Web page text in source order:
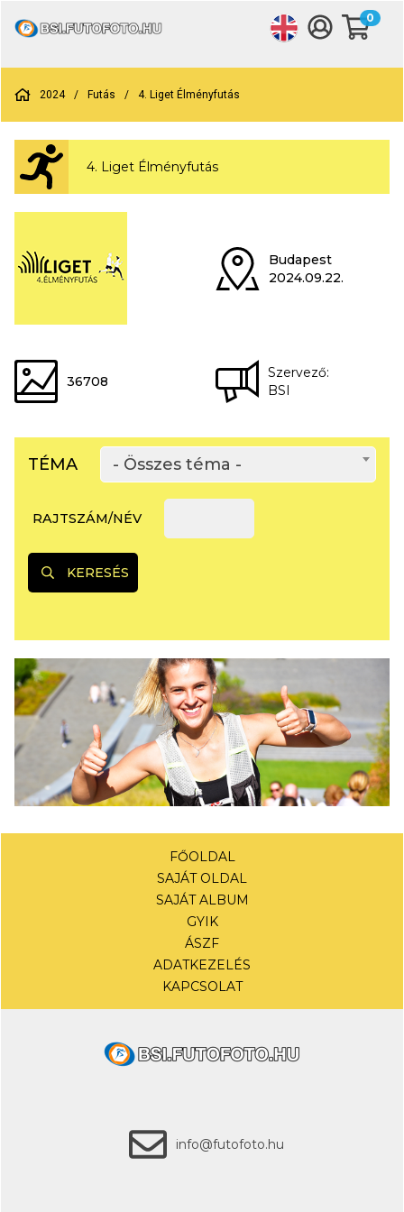
0
2024 / Futás / 4. Liget Élményfutás
4. Liget Élményfutás
Budapest
2024.09.22.
36708
Szervező:
BSI
TÉMA - Összes téma -
RAJTSZÁM/NÉV
KERESÉS
FŐOLDAL
SAJÁT OLDAL
SAJÁT ALBUM
GYIK
ÁSZF
ADATKEZELÉS
KAPCSOLAT
info@futofoto.hu